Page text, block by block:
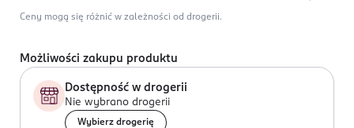
Ceny mogą się różnić w zależności od drogerii.
Możliwości zakupu produktu
Dostępność w drogerii
Nie wybrano drogerii
Wybierz drogerię